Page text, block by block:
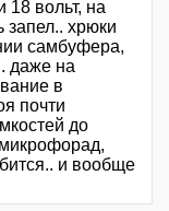
18 вольт, на
запел.. хрюки
самбуфера,
даже на
в
почти
до
и вообще